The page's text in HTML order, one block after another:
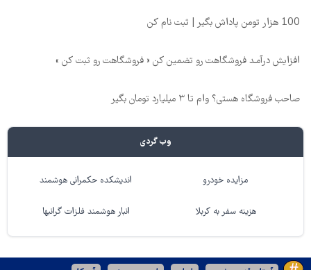
100 هزار تومن پاداش بگیر | ثبت نام کن
افزایش درآمـد فروشگاهت رو تضمین کن « فروشگاهت رو ثبت کن »
صاحب فروشگاه هستی؟ وام تا ۳ میلیارد تومان بگیر
وب گردی
مزایده خودرو اندیشکده حکمرانی هوشمند
هزینه سفر به کربلا انبار هوشمند فلزات گرانبها